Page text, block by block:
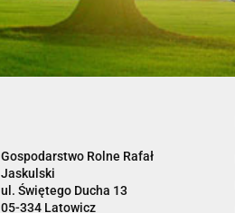
Gospodarstwo Rolne Rafał
Jaskulski
ul. Świętego Ducha 13
05-334 Latowicz